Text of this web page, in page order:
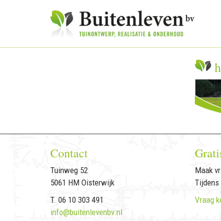
Maak
Tijdens
Vraag
Contact
Tuinweg 52
5061 HM Oisterwijk
T. 06 10 303 491
info@buitenlevenbv.nl